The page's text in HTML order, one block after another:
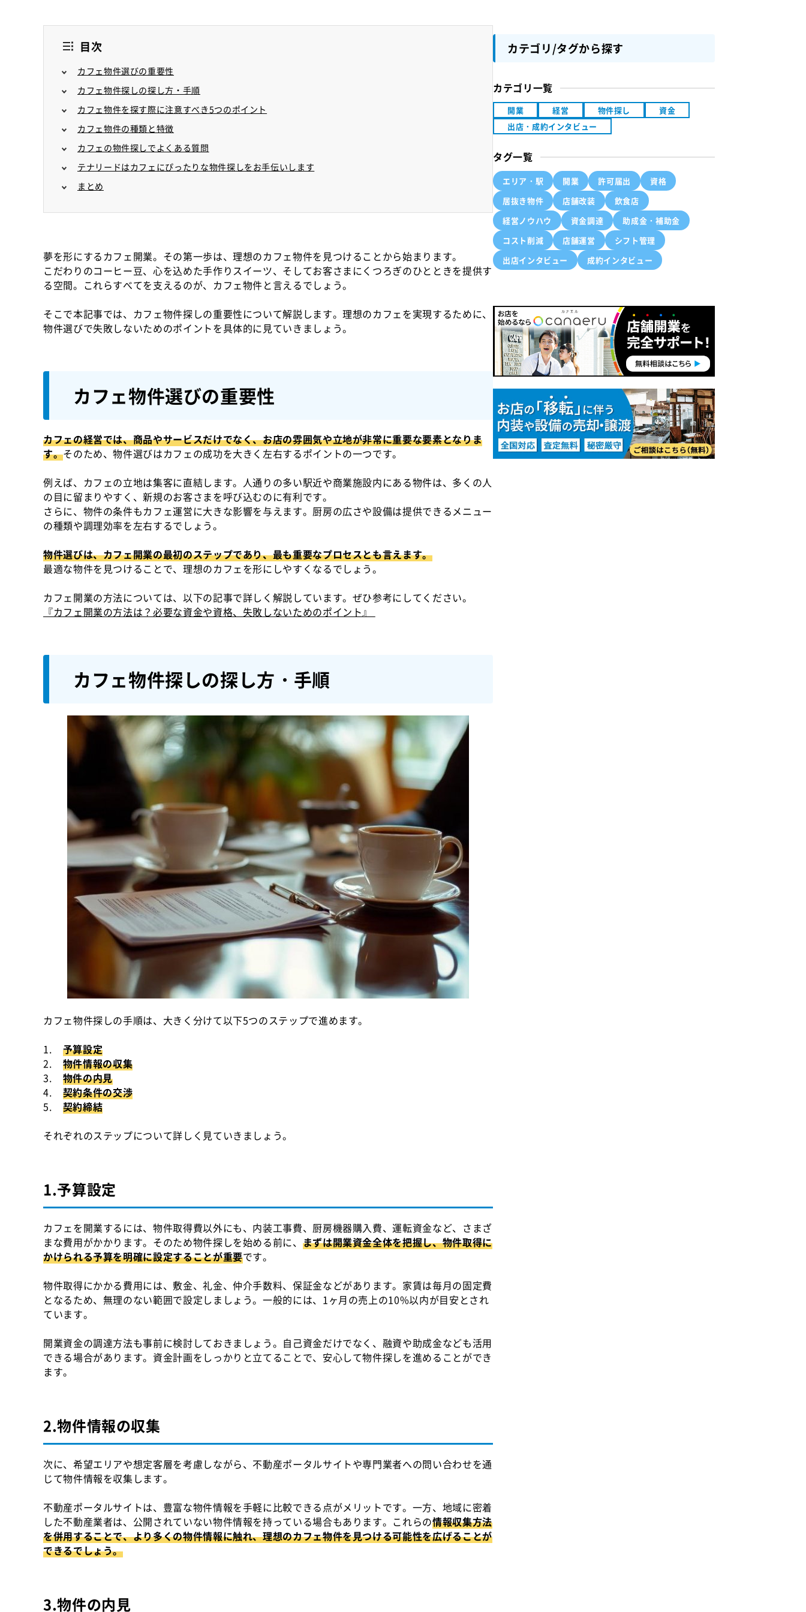
目次
カフェ物件選びの重要性
カフェ物件探しの探し方・手順
カフェ物件を探す際に注意すべき5つのポイント
カフェ物件の種類と特徴
カフェの物件探しでよくある質問
テナリードはカフェにぴったりな物件探しをお手伝いします
まとめ
夢を形にするカフェ開業。その第一歩は、理想のカフェ物件を見つけることから始まります。
こだわりのコーヒー豆、心を込めた手作りスイーツ、そしてお客さまにくつろぎのひとときを提供す
る空間。これらすべてを支えるのが、カフェ物件と言えるでしょう。
そこで本記事では、カフェ物件探しの重要性について解説します。理想のカフェを実現するために、
物件選びで失敗しないためのポイントを具体的に見ていきましょう。
カフェ物件選びの重要性
カフェの経営では、商品やサービスだけでなく、お店の雰囲気や立地が非常に重要な要素となりま
す。そのため、物件選びはカフェの成功を大きく左右するポイントの一つです。
例えば、カフェの立地は集客に直結します。人通りの多い駅近や商業施設内にある物件は、多くの人
の目に留まりやすく、新規のお客さまを呼び込むのに有利です。
さらに、物件の条件もカフェ運営に大きな影響を与えます。厨房の広さや設備は提供できるメニュー
の種類や調理効率を左右するでしょう。
物件選びは、カフェ開業の最初のステップであり、最も重要なプロセスとも言えます。
最適な物件を見つけることで、理想のカフェを形にしやすくなるでしょう。
カフェ開業の方法については、以下の記事で詳しく解説しています。ぜひ参考にしてください。
『カフェ開業の方法は？必要な資金や資格、失敗しないためのポイント』
カフェ物件探しの探し方・手順
カフェ物件探しの手順は、大きく分けて以下5つのステップで進めます。
1. 予算設定
2. 物件情報の収集
3. 物件の内見
4. 契約条件の交渉
5. 契約締結
それぞれのステップについて詳しく見ていきましょう。
1.予算設定
カフェを開業するには、物件取得費以外にも、内装工事費、厨房機器購入費、運転資金など、さまざ
まな費用がかかります。そのため物件探しを始める前に、 まずは開業資金全体を把握し、物件取得に
かけられる予算を明確に設定することが重要です。
物件取得にかかる費用には、敷金、礼金、仲介手数料、保証金などがあります。家賃は毎月の固定費
となるため、無理のない範囲で設定しましょう。一般的には、1ヶ月の売上の10%以内が目安とされ
ています。
開業資金の調達方法も事前に検討しておきましょう。自己資金だけでなく、融資や助成金なども活用
できる場合があります。資金計画をしっかりと立てることで、安心して物件探しを進めることができ
ます。
2.物件情報の収集
次に、希望エリアや想定客層を考慮しながら、不動産ポータルサイトや専門業者への問い合わせを通
じて物件情報を収集します。
不動産ポータルサイトは、豊富な物件情報を手軽に比較できる点がメリットです。一方、地域に密着
した不動産業者は、公開されていない物件情報を持っている場合もあります。これらの情報収集方法
を併用することで、より多くの物件情報に触れ、理想のカフェ物件を見つける可能性を広げることが
できるでしょう。
3.物件の内見
カテゴリ/タグから探す
カテゴリ一覧
開業 経営 物件探し
資金
出店・成約インタビュー
タグ一覧
エリア・駅 開業 許可届出
資格
居抜き物件
店舗改装
飲食店
経営ノウハウ
資金調達
助成金・補助金
コスト削減
店舗運営
シフト管理
出店インタビュー
成約インタビュー